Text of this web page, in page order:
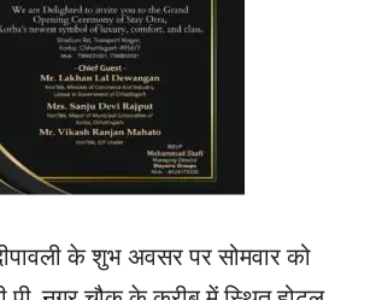
के शुभ अवसर पर सोमवार को